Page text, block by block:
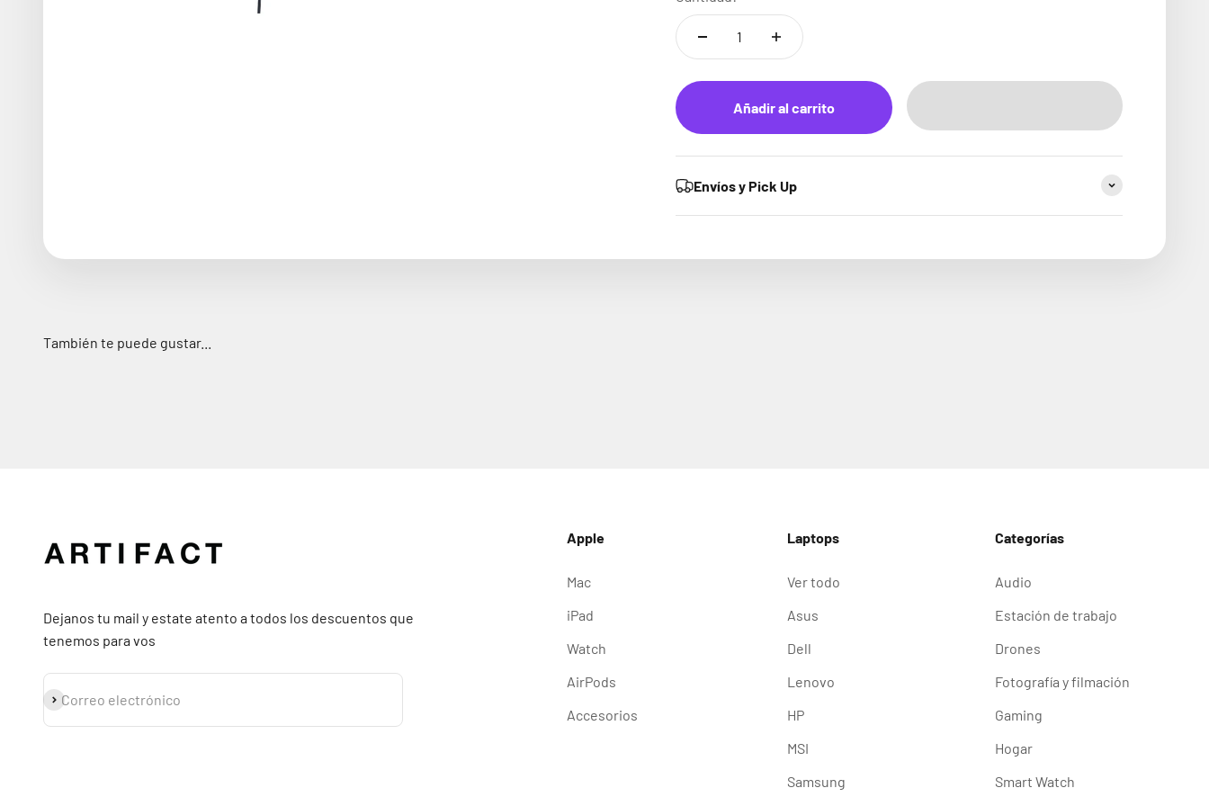
Añadir al carrito
Envíos y Pick Up
Dejanos tu mail y estate atento a todos los descuentos que
tenemos para vos
Correo electrónico
Suscribirse
Apple
Mac
iPad
Watch
AirPods
Accesorios
Laptops
Ver todo
Asus
Dell
Lenovo
HP
MSI
Samsung
Categorías
Audio
Estación de trabajo
Drones
Fotografía y filmación
Gaming
Hogar
Smart Watch